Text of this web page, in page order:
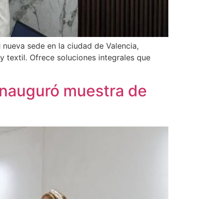
sede en la ciudad de Valencia,
textil. Ofrece soluciones integrales que
muestra de